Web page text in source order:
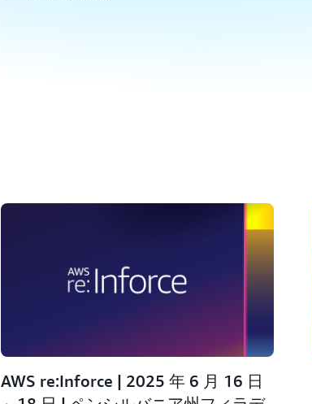
AWS re:Inforce | 2025 年 6 月 16 日